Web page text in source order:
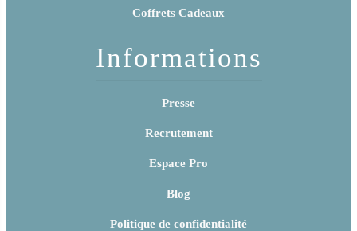
Coffrets Cadeaux
Informations
Presse
Recrutement
Espace Pro
Blog
Politique de confidentialité